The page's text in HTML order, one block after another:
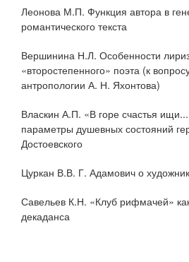
Леонова М.П. Функция автора в
романтического текста
Вершинина Н.Л. Особенности
«второстепенного» поэта (к
антропологии А. Н. Яхонтова)
Власкин А.П. «В горе счастья
параметры душевных состояний
Достоевского
Цуркан В.В. Г. Адамович о
Савельев К.Н. «Клуб рифмачей»
декаданса